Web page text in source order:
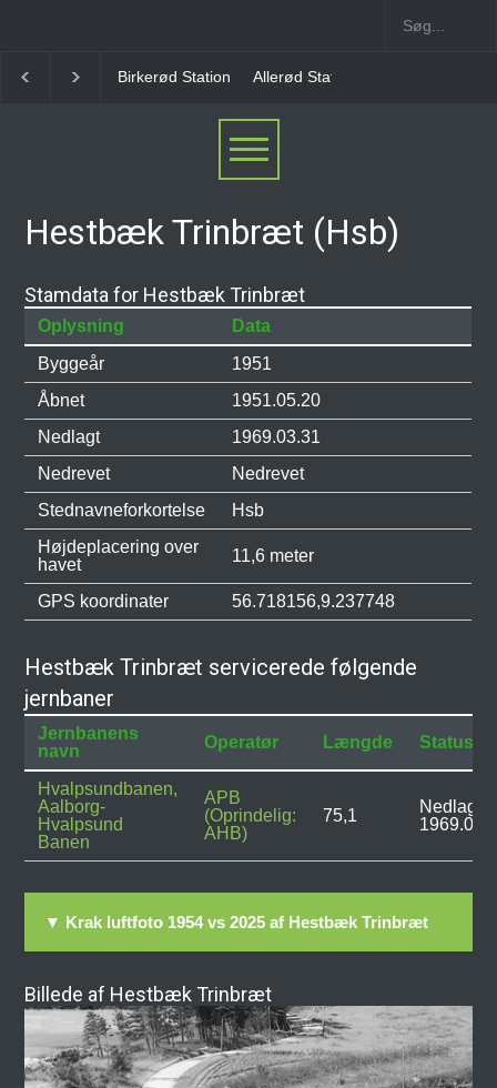
Allerød Station Favrholm Station
Hestbæk Trinbræt (Hsb)
Stamdata for Hestbæk Trinbræt
Oplysning
Data
Byggeår
1951
Åbnet
1951.05.20
Nedlagt
1969.03.31
Nedrevet
Nedrevet
Stednavneforkortelse
Hsb
Højdeplacering over
havet
11,6 meter
GPS koordinater 56.718156,9.237748
Hestbæk Trinbræt servicerede følgende
jernbaner
Jernbanens
navn
Operatør Længde Status
Hvalpsundbanen,
Aalborg-
Hvalpsund
Banen
APB
(Oprindelig:
AHB)
75,1
Nedlagt:
▼ Krak luftfoto 1954 vs 2025 af Hestbæk Trinbræt
Billede af Hestbæk Trinbræt